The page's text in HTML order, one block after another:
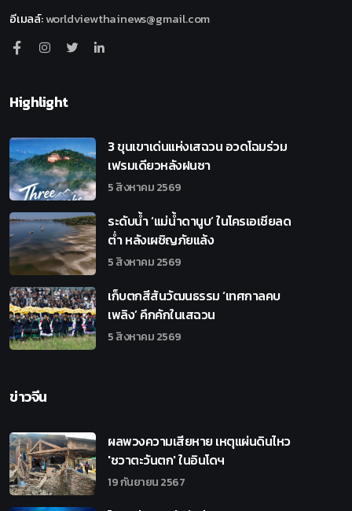
อีเมลล์:worldviewthainews@gmail.com
Highlight
3 ขุนเขาเด่นแห่งเสฉวน อวดโฉมร่วม
เฟรมเดียวหลังฝนซา
5 สิงหาคม 2569
ระดับน้ำ ‘แม่น้ำดานูบ’ ในโครเอเชียลด
ต่ำ หลังเผชิญภัยแล้ง
5 สิงหาคม 2569
เก็บตกสีสันวัฒนธรรม ‘เทศกาลคบ
เพลิง’ คึกคักในเสฉวน
5 สิงหาคม 2569
ข่าวจีน
ผลพวงความเสียหาย เหตุแผ่นดินไหว
'ชวาตะวันตก' ในอินโดฯ
19 กันยายน 2567